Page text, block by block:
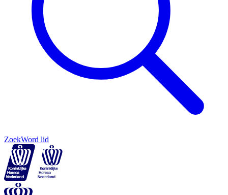
ZoekWord lid